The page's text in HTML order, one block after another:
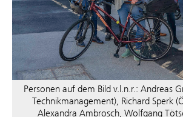
Personen auf dem Bild v.l.n.r.: Andreas
Technikmanagement), Richard Sperk
Alexandra Ambrosch, Wolfgang